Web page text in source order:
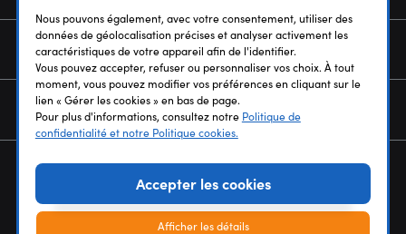
NOUS CONNAÎTRE
NEWSLETTER
Nous pouvons également, avec votre consentement, utiliser des
données de géolocalisation précises et analyser activement les
caractéristiques de votre appareil afin de l'identifier.
Vous pouvez accepter, refuser ou personnaliser vos choix. À tout
moment, vous pouvez modifier vos préférences en cliquant sur le
lien « Gérer les cookies » en bas de page.
Pour plus d'informations, consultez notre Politique de
confidentialité et notre Politique cookies.
Accepter les cookies
Afficher les détails